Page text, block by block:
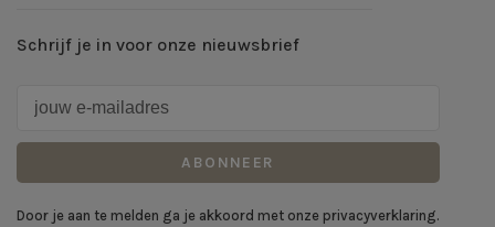
Schrijf je in voor onze nieuwsbrief
ABONNEER
Door je aan te melden ga je akkoord met onze privacyverklaring.